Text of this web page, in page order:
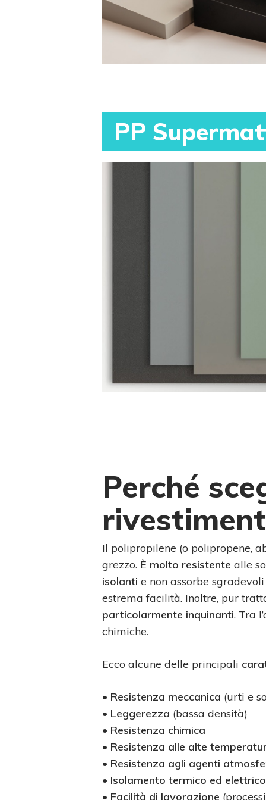
PP
Perché
Il polipropilene (o polipropene,
grezzo. È molto resistente alle
isolanti e non assorbe
estrema facilità. Inoltre, pur
particolarmente inquinanti. Tra
chimiche.
Ecco alcune delle principali
• Resistenza meccanica (urti e
• Leggerezza (bassa densità)
• Resistenza chimica
• Resistenza alle alte
• Resistenza agli agenti
• Isolamento termico ed elettrico
• Facilità di lavorazione